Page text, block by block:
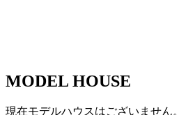
MODEL HOUSE
現在モデルハウスはございません。